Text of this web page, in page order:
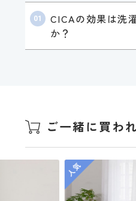
CICAの効果は洗
か？
ご一緒に買わ
人気